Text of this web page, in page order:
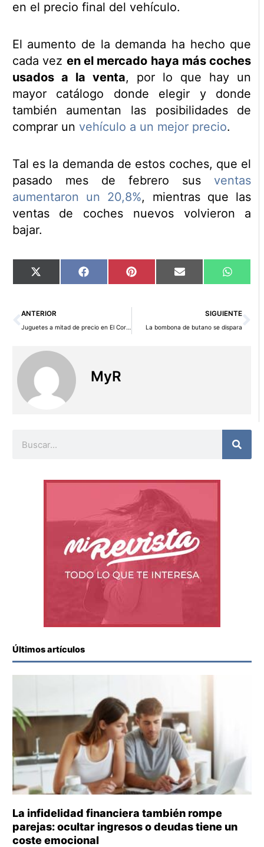
en el precio final del vehículo.
El aumento de la demanda ha hecho que
cada vez en el mercado haya más coches
usados a la venta, por lo que hay un
mayor catálogo donde elegir y donde
también aumentan las posibilidades de
comprar un vehículo a un mejor precio.
Tal es la demanda de estos coches, que el
pasado mes de febrero susventas
aumentaron un 20,8%, mientras que las
ventas de coches nuevos volvieron a
bajar.
Compartir
en
X
(Twitter)
Compartir
en
Facebook Compartir
en
Pinterest Compartir
en
Email
en
Ant
ANTERIOR
Juguetes a mitad de precio en El Corte Inglés hasta el 7 de abril
SIGUIENTE
La bombona de butano se dispara
MyR
Últimos artículos
La infidelidad financiera también rompe
parejas: ocultar ingresos o deudas tiene un
coste emocional